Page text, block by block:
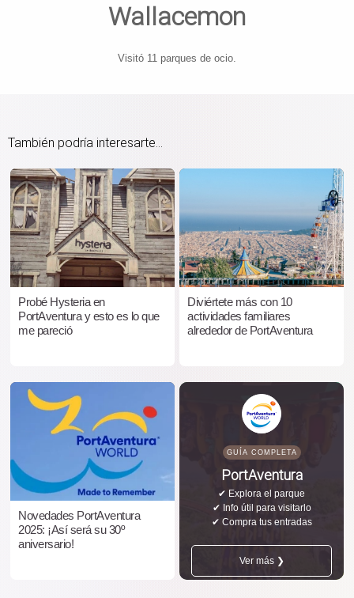
Wallacemon
Visitó 11 parques de ocio.
También podría interesarte...
Probé Hysteria en
PortAventura y esto es lo que
me pareció
Diviértete más con 10
actividades familiares
alrededor de PortAventura
Novedades PortAventura
2025: ¡Así será su 30º
aniversario!
GUÍA COMPLETA
PortAventura
✔ Explora el parque
✔ Info útil para visitarlo
✔ Compra tus entradas
Ver más ❯